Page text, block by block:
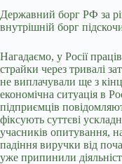
Державний борг РФ за
внутрішній борг
Нагадаємо, у Росії
страйки через тривалі
не виплачували ще з
економічна ситуація в
підприємців
фіксують суттєві
учасників опитування,
падіння виручки від
уже припинили